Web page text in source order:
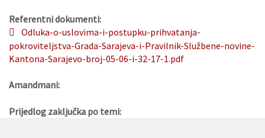
Referentni dokumenti:
Odluka-o-uslovima-i-postupku-prihvatanja-
pokroviteljstva-Grada-Sarajeva-i-Pravilnik-Službene-novine-
Kantona-Sarajevo-broj-05-06-i-32-17-1.pdf
Amandmani:
Prijedlog zaključka po temi: